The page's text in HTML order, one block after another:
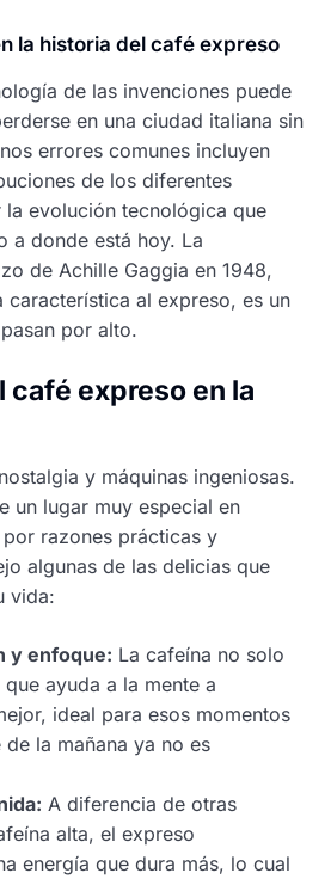
la historia del café expreso
de las invenciones puede
en una ciudad italiana sin
errores comunes incluyen
de los diferentes
evolución tecnológica que
a donde está hoy. La
de Achille Gaggia en 1948,
característica al expreso, es un
por alto.
café expreso en la
y máquinas ingeniosas.
un lugar muy especial en
razones prácticas y
algunas de las delicias que
vida:
y enfoque: La cafeína no solo
ayuda a la mente a
ideal para esos momentos
la mañana ya no es
A diferencia de otras
alta, el expreso
energía que dura más, lo cual